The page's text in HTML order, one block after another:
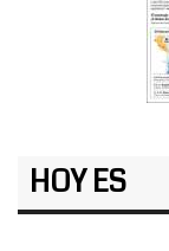
HOY ES